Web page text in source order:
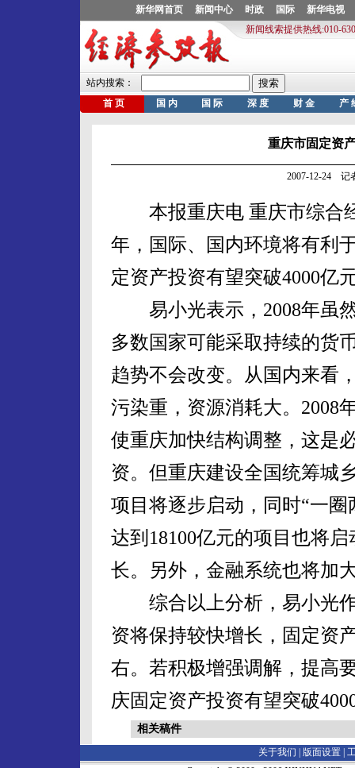
重庆市固定资
2007-12-24 记
本报重庆电 重庆市综合
年，国际、国内环境将有利
定资产投资有望突破4000亿
易小光表示，2008年虽然
多数国家可能采取持续的货
趋势不会改变。从国内来看
污染重，资源消耗大。2008
使重庆加快结构调整，这是
资。但重庆建设全国统筹城
项目将逐步启动，同时“一
达到18100亿元的项目也将
长。另外，金融系统也将加
综合以上分析，易小光作
资将保持较快增长，固定资
右。若积极增强调解，提高
庆固定资产投资有望突破
相关稿件
关于我们 | 版面设置